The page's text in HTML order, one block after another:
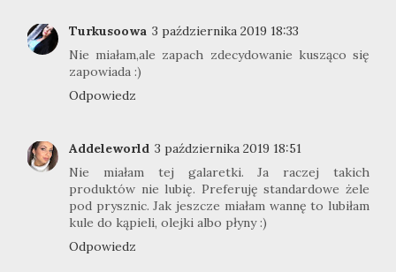
Turkusoowa 3 października 2019 18:33
Nie miałam,ale zapach zdecydowanie kusząco się
zapowiada :)
Odpowiedz
Addeleworld 3 października 2019 18:51
Nie miałam tej galaretki. Ja raczej takich
produktów nie lubię. Preferuję standardowe żele
pod prysznic. Jak jeszcze miałam wannę to lubiłam
kule do kąpieli, olejki albo płyny :)
Odpowiedz